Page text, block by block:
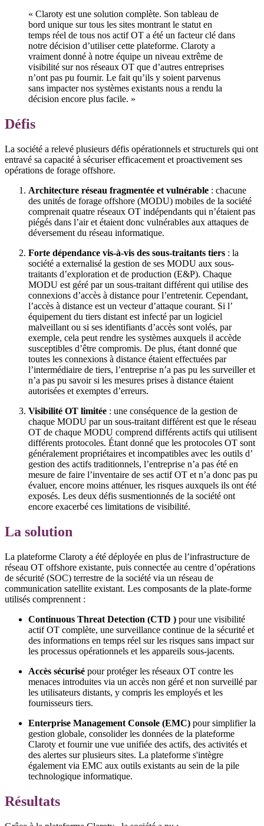
« Claroty est une solution complète. Son tableau de
bord unique sur tous les sites montrant le statut en
temps réel de tous nos actif OT a été un facteur clé dans
notre décision d’utiliser cette plateforme. Claroty a
vraiment donné à notre équipe un niveau extrême de
visibilité sur nos réseaux OT que d’autres entreprises
n’ont pas pu fournir. Le fait qu’ils y soient parvenus
sans impacter nos systèmes existants nous a rendu la
décision encore plus facile. »
Défis
La société a relevé plusieurs défis opérationnels et structurels qui ont
entravé sa capacité à sécuriser efficacement et proactivement ses
opérations de forage offshore.
Architecture réseau fragmentée et vulnérable : chacune
des unités de forage offshore (MODU) mobiles de la société
comprenait quatre réseaux OT indépendants qui n’étaient pas
piégés dans l’air et étaient donc vulnérables aux attaques de
déversement du réseau informatique.
Forte dépendance vis-à-vis des sous-traitants tiers : la
société a externalisé la gestion de ses MODU aux sous-
traitants d’exploration et de production (E&P). Chaque
MODU est géré par un sous-traitant différent qui utilise des
connexions d’accès à distance pour l’entretenir. Cependant,
l’accès à distance est un vecteur d’attaque courant. Si l’
équipement du tiers distant est infecté par un logiciel
malveillant ou si ses identifiants d’accès sont volés, par
exemple, cela peut rendre les systèmes auxquels il accède
susceptibles d’être compromis. De plus, étant donné que
toutes les connexions à distance étaient effectuées par
l’intermédiaire de tiers, l’entreprise n’a pas pu les surveiller et
n’a pas pu savoir si les mesures prises à distance étaient
autorisées et exemptes d’erreurs.
Visibilité OT limitée : une conséquence de la gestion de
chaque MODU par un sous-traitant différent est que le réseau
OT de chaque MODU comprend différents actifs qui utilisent
différents protocoles. Étant donné que les protocoles OT sont
généralement propriétaires et incompatibles avec les outils d’
gestion des actifs traditionnels, l’entreprise n’a pas été en
mesure de faire l’inventaire de ses actif OT et n’a donc pas pu
évaluer, encore moins atténuer, les risques auxquels ils ont été
exposés. Les deux défis susmentionnés de la société ont
encore exacerbé ces limitations de visibilité.
La solution
La plateforme Claroty a été déployée en plus de l’infrastructure de
réseau OT offshore existante, puis connectée au centre d’opérations
de sécurité (SOC) terrestre de la société via un réseau de
communication satellite existant. Les composants de la plate-forme
utilisés comprennent :
Continuous Threat Detection (CTD ) pour une visibilité
actif OT complète, une surveillance continue de la sécurité et
des informations en temps réel sur les risques sans impact sur
les processus opérationnels et les appareils sous-jacents.
Accès sécurisé pour protéger les réseaux OT contre les
menaces introduites via un accès non géré et non surveillé par
les utilisateurs distants, y compris les employés et les
fournisseurs tiers.
Enterprise Management Console (EMC) pour simplifier la
gestion globale, consolider les données de la plateforme
Claroty et fournir une vue unifiée des actifs, des activités et
des alertes sur plusieurs sites. La plateforme s'intègre
également via EMC aux outils existants au sein de la pile
technologique informatique.
Résultats